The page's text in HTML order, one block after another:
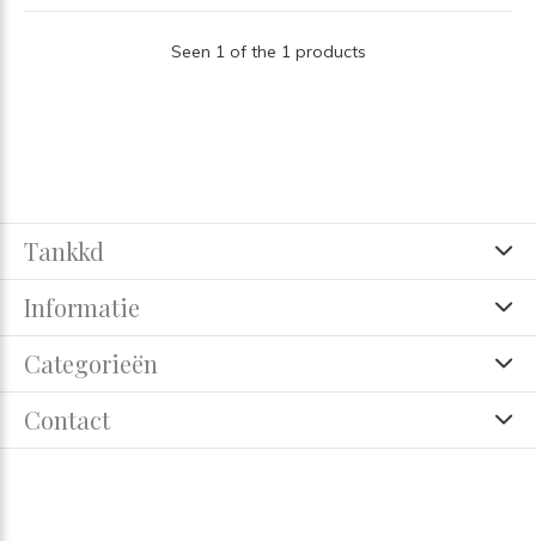
Seen 1 of the 1 products
Tankkd
Informatie
Categorieën
Contact